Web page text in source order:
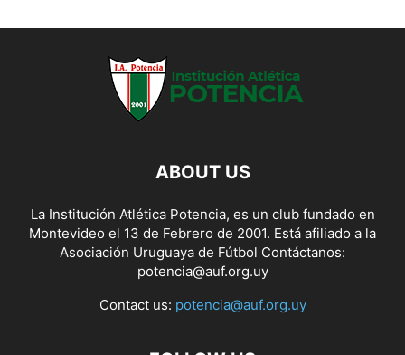
ABOUT US
La Institución Atlética Potencia, es un club fundado en
Montevideo el 13 de Febrero de 2001. Está afiliado a la
Asociación Uruguaya de Fútbol Contáctanos:
potencia@auf.org.uy
Contact us: potencia@auf.org.uy